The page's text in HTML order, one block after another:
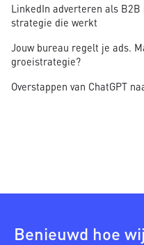
LinkedIn adverteren als
strategie die werkt
Jouw bureau regelt je ads.
groeistrategie?
Overstappen van ChatGPT
Benieuwd hoe